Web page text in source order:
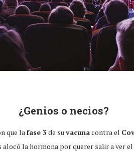
¿Genios o necios?
que lafase 3de suvacunacontra el
alocó la hormona por querer salir a ver